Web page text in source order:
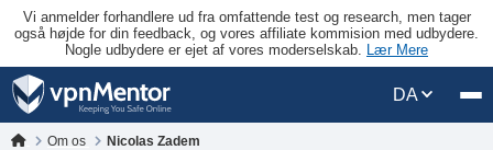
Vi anmelder forhandlere ud fra omfattende test og research, men tager
også højde for din feedback, og vores affiliate kommision med udbydere.
Nogle udbydere er ejet af vores moderselskab. Lær Mere
DA
Om os Nicolas Zadem